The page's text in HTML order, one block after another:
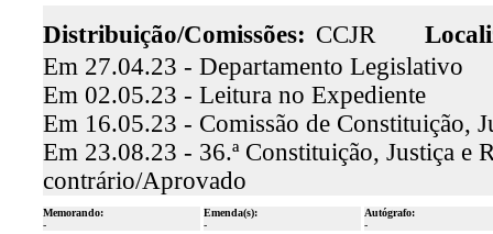
Distribuição/Comissões: CCJR
Em 27.04.23 - Departamento Legislativo
Em 02.05.23 - Leitura no Expediente
Em 16.05.23 - Comissão de Constituição,
Em 23.08.23 - 36.ª Constituição, Justiça e
contrário/Aprovado
Memorando:
-
Emenda(s):
-
Autógrafo:
-